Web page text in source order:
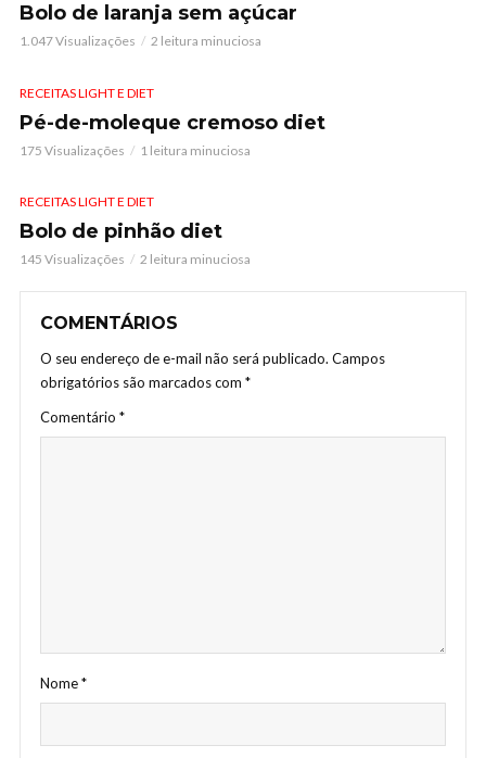
Bolo de laranja sem açúcar
1.047 Visualizações 2 leitura minuciosa
RECEITAS LIGHT E DIET
Pé-de-moleque cremoso diet
175 Visualizações 1 leitura minuciosa
RECEITAS LIGHT E DIET
Bolo de pinhão diet
145 Visualizações 2 leitura minuciosa
COMENTÁRIOS
O seu endereço de e-mail não será publicado. Campos
obrigatórios são marcados com *
Comentário *
Nome*